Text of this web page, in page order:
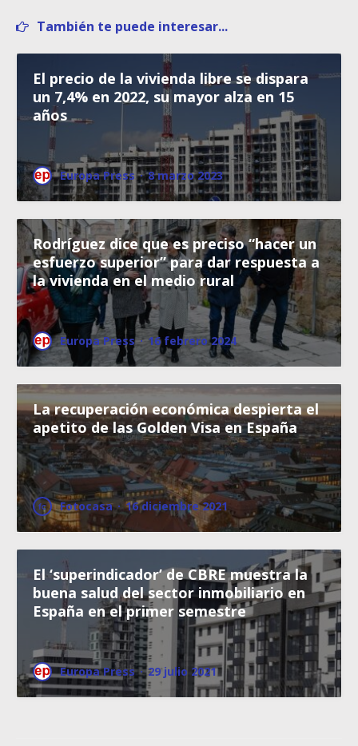
También te puede interesar...
El precio de la vivienda libre se dispara
un 7,4% en 2022, su mayor alza en 15
años
Europa Press · 8 marzo 2023
Rodríguez dice que es preciso “hacer un
esfuerzo superior” para dar respuesta a
la vivienda en el medio rural
Europa Press · 16 febrero 2024
La recuperación económica despierta el
apetito de las Golden Visa en España
Fotocasa · 16 diciembre 2021
El ‘superindicador’ de CBRE muestra la
buena salud del sector inmobiliario en
España en el primer semestre
Europa Press · 29 julio 2021